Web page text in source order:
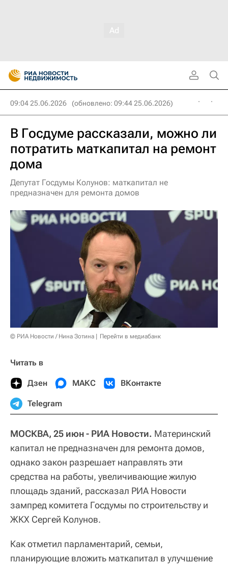
09:04 25.06.2026 (обновлено: 09:44 25.06.2026)
В Госдуме рассказали, можно ли
потратить маткапитал на ремонт
дома
Депутат Госдумы Колунов: маткапитал не
предназначен для ремонта домов
© РИА Новости / Нина Зотина Перейти в медиабанк
Читать в
Дзен МАКС ВКонтакте
Telegram
МОСКВА, 25 июн - РИА Новости. Материнский
капитал не предназначен для ремонта домов,
однако закон разрешает направлять эти
средства на работы, увеличивающие жилую
площадь зданий, рассказал РИА Новости
зампред комитета Госдумы по строительству и
ЖКХ Сергей Колунов.
Как отметил парламентарий, семьи,
планирующие вложить маткапитал в улучшение